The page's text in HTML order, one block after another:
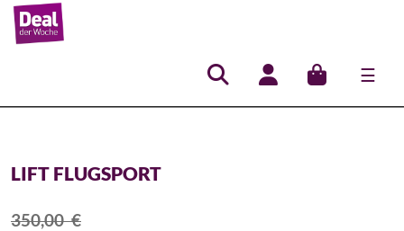
☰
Hauptnavigation
LIFT FLUGSPORT
350,00€